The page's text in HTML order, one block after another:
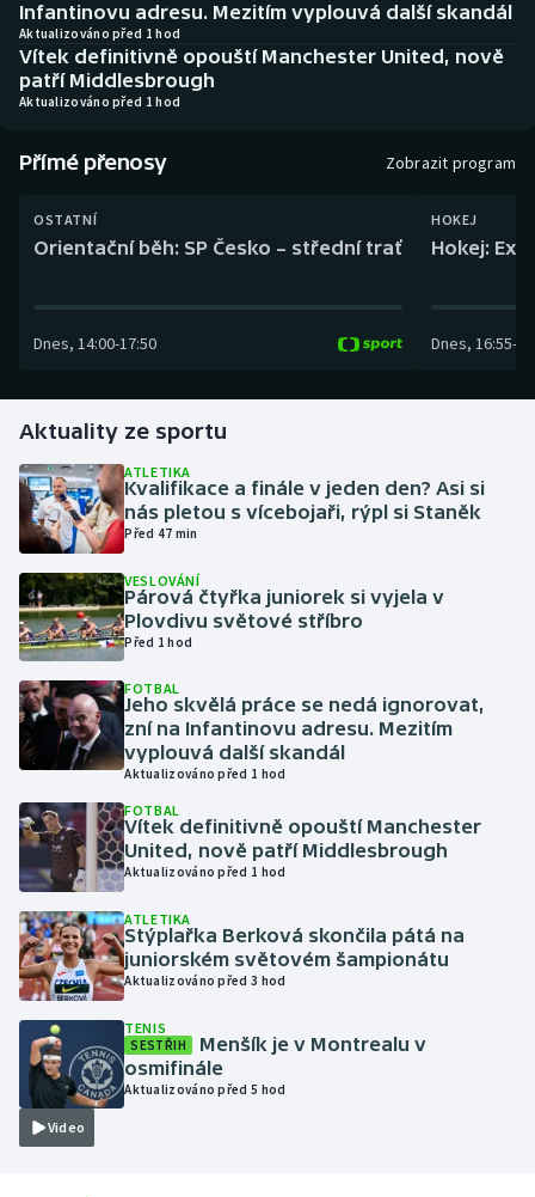
Biatlon
Boby a skeleton
Box
Curling
Golf
Gymnastika
Házená
Jezdectví
Judo
Krasobruslení
Lyže a snowboard
Moderní pětiboj
Motorsport
Parasport
Plavání
Aplikace ČT sport
AZ kvíz
Infantinovu adresu. Mezitím vyplouvá další skandál
Aktualizováno před 1 hod
Vítek definitivně opouští Manchester United, nově
patří Middlesbrough
Aktualizováno před 1 hod
Přímé přenosy Zobrazit program
OSTATNÍ
Orientační běh: SP Česko – střední trať
Dnes, 14:00-17:50
HOKEJ
Hokej:
Dnes, 16:55-
Aktuality ze sportu
ATLETIKA
Kvalifikace a finále v jeden den? Asi si
nás pletou s vícebojaři, rýpl si Staněk
Před 47 min
VESLOVÁNÍ
Párová čtyřka juniorek si vyjela v
Plovdivu světové stříbro
Před 1 hod
FOTBAL
Jeho skvělá práce se nedá ignorovat,
zní na Infantinovu adresu. Mezitím
vyplouvá další skandál
Aktualizováno před 1 hod
FOTBAL
Vítek definitivně opouští Manchester
United, nově patří Middlesbrough
Aktualizováno před 1 hod
ATLETIKA
Stýplařka Berková skončila pátá na
juniorském světovém šampionátu
Aktualizováno před 3 hod
Video
TENIS
SESTŘIH
Menšík je v Montrealu v
osmifinále
Aktualizováno před 5 hod